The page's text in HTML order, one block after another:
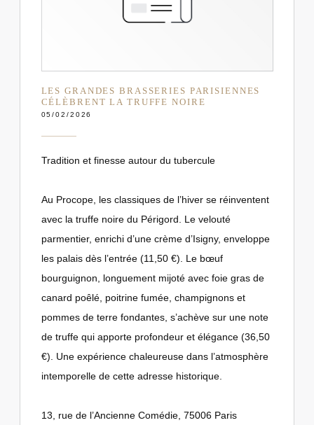
LES GRANDES BRASSERIES PARISIENNES
CÉLÈBRENT LA TRUFFE NOIRE
05/02/2026
Tradition et finesse autour du tubercule
Au Procope, les classiques de l’hiver se réinventent
avec la truffe noire du Périgord. Le velouté
parmentier, enrichi d’une crème d’Isigny, enveloppe
les palais dès l’entrée (11,50 €). Le bœuf
bourguignon, longuement mijoté avec foie gras de
canard poêlé, poitrine fumée, champignons et
pommes de terre fondantes, s’achève sur une note
de truffe qui apporte profondeur et élégance (36,50
€). Une expérience chaleureuse dans l’atmosphère
intemporelle de cette adresse historique.
13, rue de l’Ancienne Comédie, 75006 Paris